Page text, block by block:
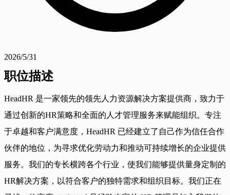
2026/5/31
职位描述
HeadHR 是一家领先的领先人力资源解决方案提供商，致力于
通过创新的HR策略和全面的人才管理服务来赋能组织。专注
于卓越和客户满意度，HeadHR 已经建立了自己作为信任合作
伙伴的地位，为寻求优化劳动力和推动可持续增长的企业提供
服务。我们的专长横跨各个行业，使我们能够提供量身定制的
HR解决方案，以符合客户的独特需求和组织目标。我们正在